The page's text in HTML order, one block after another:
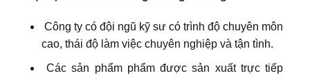
Công ty có đội ngũ kỹ sư có trình độ chuyên môn
cao, thái độ làm việc chuyên nghiệp và tận tình.
Các sản phẩm phẩm được sản xuất trực tiếp